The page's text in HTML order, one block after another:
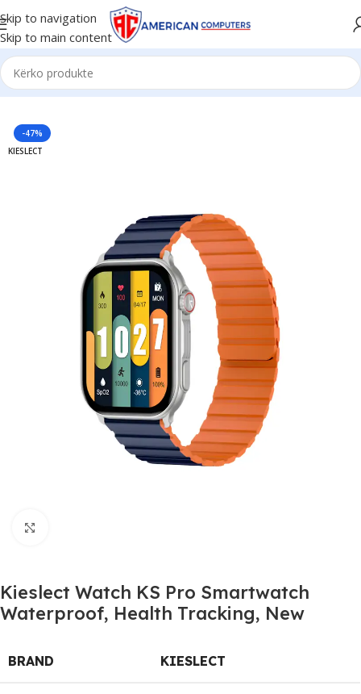
Skip to navigation
Skip to main content
Kreu/Aksesorë/Smartwatch
-47%
KIESLECT
Kieslect Watch KS Pro Smartwatch
Waterproof, Health Tracking, New
BRAND KIESLECT